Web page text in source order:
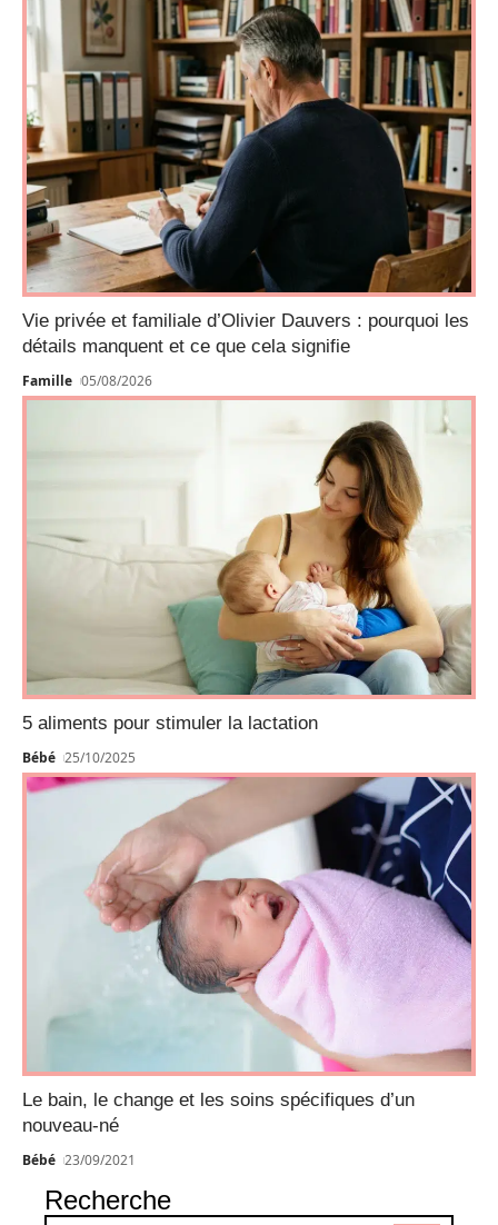
Vie privée et familiale d’Olivier Dauvers : pourquoi les
détails manquent et ce que cela signifie
Famille 05/08/2026
5 aliments pour stimuler la lactation
Bébé 25/10/2025
Le bain, le change et les soins spécifiques d’un
nouveau-né
Bébé 23/09/2021
Recherche